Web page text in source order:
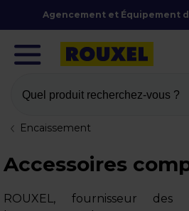
Agencement et Équipement
Quel produit recherchez-vous ?
Encaissement
Accessoires
ROUXEL, fournisseur des